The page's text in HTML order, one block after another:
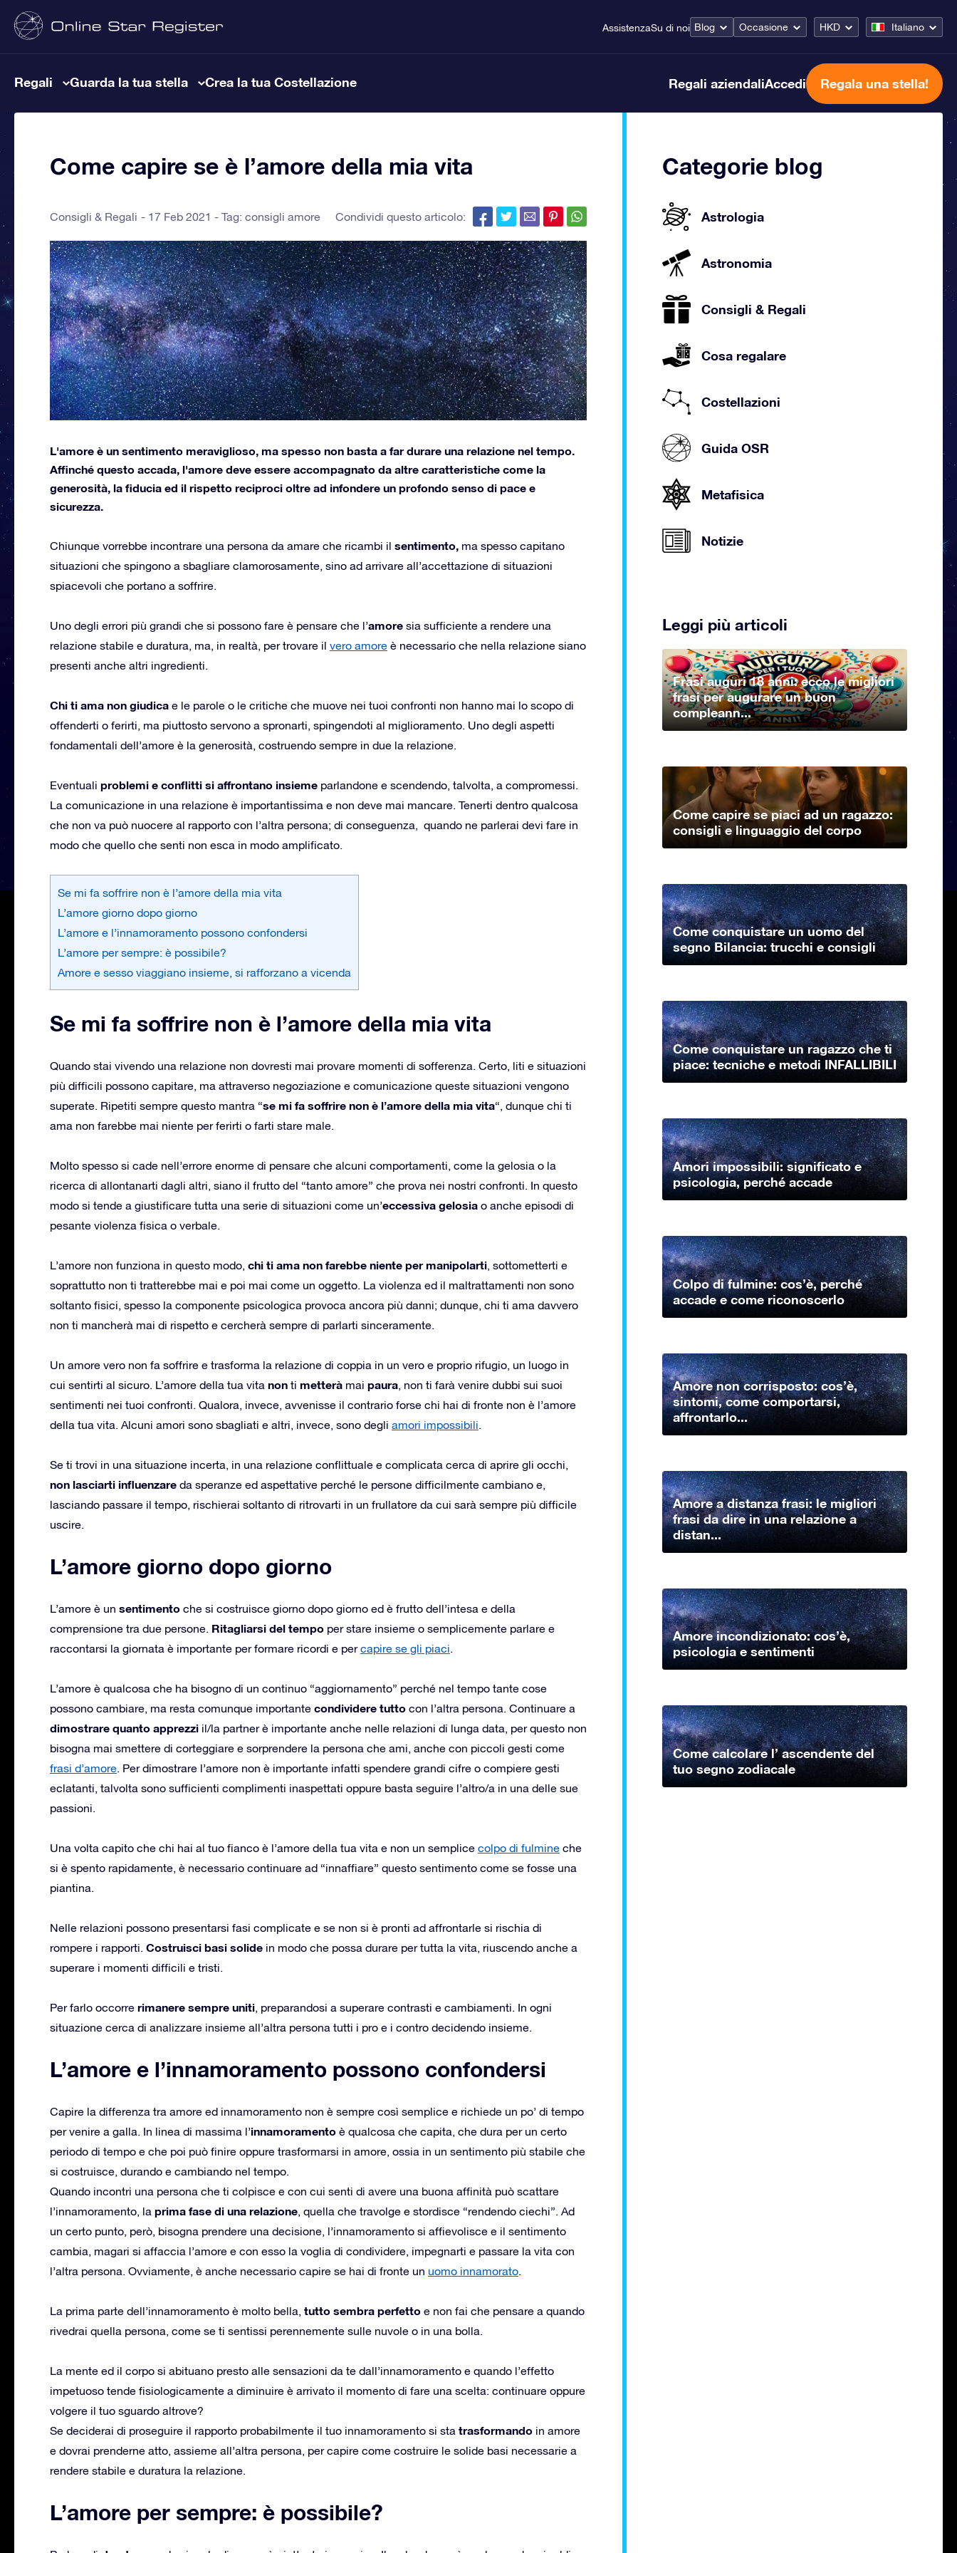
AssistenzaSu di noi Blog Occasione HKD Italiano
Regali Guarda la tua stella Crea la tua Costellazione Regali aziendaliAccedi Regala una stella!
Come capire se è l’amore della mia vita
Consigli & Regali 17 Feb 2021 - Tag: consigli amore Condividi questo articolo:
L'amore è un sentimento meraviglioso, ma spesso non basta a far durare una relazione nel tempo.
Affinché questo accada, l'amore deve essere accompagnato da altre caratteristiche come la
generosità, la fiducia ed il rispetto reciproci oltre ad infondere un profondo senso di pace e
sicurezza.
Chiunque vorrebbe incontrare una persona da amare che ricambi il sentimento, ma spesso capitano
situazioni che spingono a sbagliare clamorosamente, sino ad arrivare all’accettazione di situazioni
spiacevoli che portano a soffrire.
Uno degli errori più grandi che si possono fare è pensare che l’amore sia sufficiente a rendere una
relazione stabile e duratura, ma, in realtà, per trovare il vero amore è necessario che nella relazione siano
presenti anche altri ingredienti.
Chi ti ama non giudica e le parole o le critiche che muove nei tuoi confronti non hanno mai lo scopo di
offenderti o ferirti, ma piuttosto servono a spronarti, spingendoti al miglioramento. Uno degli aspetti
fondamentali dell’amore è la generosità, costruendo sempre in due la relazione.
Eventuali problemi e conflitti si affrontano insieme parlandone e scendendo, talvolta, a compromessi.
La comunicazione in una relazione è importantissima e non deve mai mancare. Tenerti dentro qualcosa
che non va può nuocere al rapporto con l’altra persona; di conseguenza, quando ne parlerai devi fare in
modo che quello che senti non esca in modo amplificato.
Se mi fa soffrire non è l’amore della mia vita
L’amore giorno dopo giorno
L’amore e l’innamoramento possono confondersi
L’amore per sempre: è possibile?
Amore e sesso viaggiano insieme, si rafforzano a vicenda
Se mi fa soffrire non è l’amore della mia vita
Quando stai vivendo una relazione non dovresti mai provare momenti di sofferenza. Certo, liti e situazioni
più difficili possono capitare, ma attraverso negoziazione e comunicazione queste situazioni vengono
superate. Ripetiti sempre questo mantra “se mi fa soffrire non è l’amore della mia vita“, dunque chi ti
ama non farebbe mai niente per ferirti o farti stare male.
Molto spesso si cade nell’errore enorme di pensare che alcuni comportamenti, come la gelosia o la
ricerca di allontanarti dagli altri, siano il frutto del “tanto amore” che prova nei nostri confronti. In questo
modo si tende a giustificare tutta una serie di situazioni come un’eccessiva gelosia o anche episodi di
pesante violenza fisica o verbale.
L’amore non funziona in questo modo, chi ti ama non farebbe niente per manipolarti, sottometterti e
soprattutto non ti tratterebbe mai e poi mai come un oggetto. La violenza ed il maltrattamenti non sono
soltanto fisici, spesso la componente psicologica provoca ancora più danni; dunque, chi ti ama davvero
non ti mancherà mai di rispetto e cercherà sempre di parlarti sinceramente.
Un amore vero non fa soffrire e trasforma la relazione di coppia in un vero e proprio rifugio, un luogo in
cui sentirti al sicuro. L’amore della tua vita non ti metterà mai paura, non ti farà venire dubbi sui suoi
sentimenti nei tuoi confronti. Qualora, invece, avvenisse il contrario forse chi hai di fronte non è l’amore
della tua vita. Alcuni amori sono sbagliati e altri, invece, sono degli amori impossibili.
Se ti trovi in una situazione incerta, in una relazione conflittuale e complicata cerca di aprire gli occhi,
non lasciarti influenzare da speranze ed aspettative perché le persone difficilmente cambiano e,
lasciando passare il tempo, rischierai soltanto di ritrovarti in un frullatore da cui sarà sempre più difficile
uscire.
L’amore giorno dopo giorno
L’amore è un sentimento che si costruisce giorno dopo giorno ed è frutto dell’intesa e della
comprensione tra due persone. Ritagliarsi del tempo per stare insieme o semplicemente parlare e
raccontarsi la giornata è importante per formare ricordi e percapire se gli piaci.
L’amore è qualcosa che ha bisogno di un continuo “aggiornamento” perché nel tempo tante cose
possono cambiare, ma resta comunque importante condividere tutto con l’altra persona. Continuare a
dimostrare quanto apprezzi il/la partner è importante anche nelle relazioni di lunga data, per questo non
bisogna mai smettere di corteggiare e sorprendere la persona che ami, anche con piccoli gesti come
frasi d’amore. Per dimostrare l’amore non è importante infatti spendere grandi cifre o compiere gesti
eclatanti, talvolta sono sufficienti complimenti inaspettati oppure basta seguire l’altro/a in una delle sue
passioni.
Una volta capito che chi hai al tuo fianco è l’amore della tua vita e non un semplice colpo di fulmine che
si è spento rapidamente, è necessario continuare ad “innaffiare” questo sentimento come se fosse una
piantina.
Nelle relazioni possono presentarsi fasi complicate e se non si è pronti ad affrontarle si rischia di
rompere i rapporti. Costruisci basi solide in modo che possa durare per tutta la vita, riuscendo anche a
superare i momenti difficili e tristi.
Per farlo occorre rimanere sempre uniti, preparandosi a superare contrasti e cambiamenti. In ogni
situazione cerca di analizzare insieme all’altra persona tutti i pro e i contro decidendo insieme.
L’amore e l’innamoramento possono confondersi
Capire la differenza tra amore ed innamoramento non è sempre così semplice e richiede un po’ di tempo
per venire a galla. In linea di massima l’innamoramento è qualcosa che capita, che dura per un certo
periodo di tempo e che poi può finire oppure trasformarsi in amore, ossia in un sentimento più stabile che
si costruisce, durando e cambiando nel tempo.
Quando incontri una persona che ti colpisce e con cui senti di avere una buona affinità può scattare
l’innamoramento, la prima fase di una relazione, quella che travolge e stordisce “rendendo ciechi”. Ad
un certo punto, però, bisogna prendere una decisione, l’innamoramento si affievolisce e il sentimento
cambia, magari si affaccia l’amore e con esso la voglia di condividere, impegnarti e passare la vita con
l’altra persona. Ovviamente, è anche necessario capire se hai di fronte un uomo innamorato.
La prima parte dell’innamoramento è molto bella, tutto sembra perfetto e non fai che pensare a quando
rivedrai quella persona, come se ti sentissi perennemente sulle nuvole o in una bolla.
La mente ed il corpo si abituano presto alle sensazioni da te dall’innamoramento e quando l’effetto
impetuoso tende fisiologicamente a diminuire è arrivato il momento di fare una scelta: continuare oppure
volgere il tuo sguardo altrove?
Se deciderai di proseguire il rapporto probabilmente il tuo innamoramento si sta trasformando in amore
e dovrai prenderne atto, assieme all’altra persona, per capire come costruire le solide basi necessarie a
rendere stabile e duratura la relazione.
L’amore per sempre: è possibile?
Categorie blog
Astrologia
Astronomia
Consigli & Regali
Cosa regalare
Costellazioni
Guida OSR
Metafisica
Notizie
Leggi più articoli
Frasi auguri 18 anni: ecco le migliori
frasi per augurare un buon
compleann...
Come capire se piaci ad un ragazzo:
consigli e linguaggio del corpo
Come conquistare un uomo del
segno Bilancia: trucchi e consigli
Come conquistare un ragazzo che ti
piace: tecniche e metodi INFALLIBILI
Amori impossibili: significato e
psicologia, perché accade
Colpo di fulmine: cos’è, perché
accade e come riconoscerlo
Amore non corrisposto: cos’è,
sintomi, come comportarsi,
affrontarlo...
Amore a distanza frasi: le migliori
frasi da dire in una relazione a
distan...
Amore incondizionato: cos’è,
psicologia e sentimenti
Come calcolare l’ ascendente del
tuo segno zodiacale